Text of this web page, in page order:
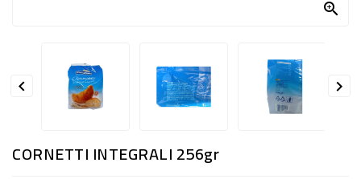
INFANZIA
PASTA,
E

 
CORNETTI INTEGRALI 256gr